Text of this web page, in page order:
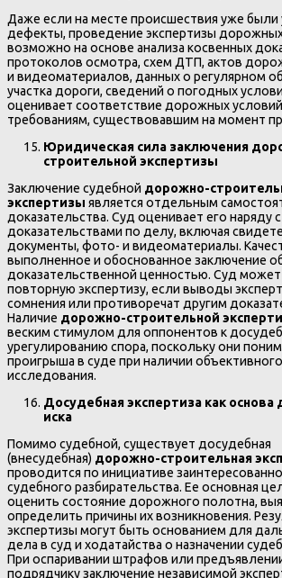
Даже если на месте происшествия уже были
дефекты, проведение экспертизы
возможно на основе анализа косвенных
протоколов осмотра, схем ДТП, актов
и видеоматериалов, данных о регулярном
участка дороги, сведений о погодных
оценивает соответствие дорожных
требованиям, существовавшим на момент
Юридическая сила заключения
строительной экспертизы
Заключение судебной дорожно-
экспертизы является отдельным
доказательства. Суд оценивает его наряду
доказательствами по делу, включая
документы, фото- и видеоматериалы.
выполненное и обоснованное заключение
доказательственной ценностью. Суд может
повторную экспертизу, если выводы
сомнения или противоречат другим
Наличие дорожно-строительной
веским стимулом для оппонентов к
урегулированию спора, поскольку они
проигрыша в суде при наличии
исследования.
Досудебная экспертиза как основа
иска
Помимо судебной, существует досудебная
(внесудебная) дорожно-строительная
проводится по инициативе
судебного разбирательства. Ее основная
оценить состояние дорожного полотна,
определить причины их возникновения.
экспертизы могут быть основанием для
дела в суд и ходатайства о назначении
При оспаривании штрафов или
подрядчику заключение независимой